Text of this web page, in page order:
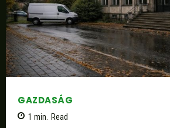
GAZDASÁG
1 min. Read